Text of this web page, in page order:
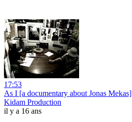
17:53
As I [a documentary about Jonas Mekas]
Kidam Production
il y a 16 ans